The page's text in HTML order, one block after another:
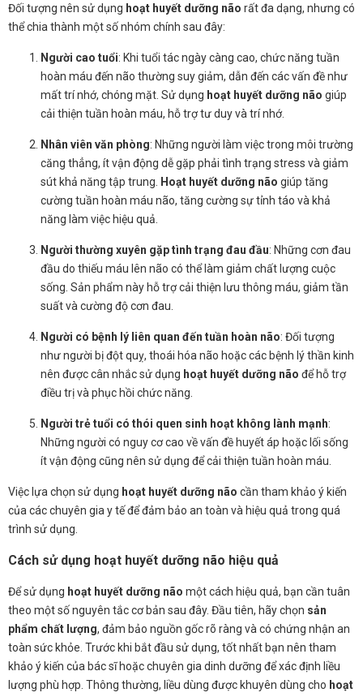
Đối tượng nên sử dụng hoạt huyết dưỡng não rất đa dạng, nhưng có
thể chia thành một số nhóm chính sau đây:
Người cao tuổi: Khi tuổi tác ngày càng cao, chức năng tuần
hoàn máu đến não thường suy giảm, dẫn đến các vấn đề như
mất trí nhớ, chóng mặt. Sử dụng hoạt huyết dưỡng não giúp
cải thiện tuần hoàn máu, hỗ trợ tư duy và trí nhớ.
Nhân viên văn phòng: Những người làm việc trong môi trường
căng thẳng, ít vận động dễ gặp phải tình trạng stress và giảm
sút khả năng tập trung.
Hoạt huyết dưỡng não giúp tăng
cường tuần hoàn máu não, tăng cường sự tỉnh táo và khả
năng làm việc hiệu quả.
Người thường xuyên gặp tình trạng đau đầu: Những cơn đau
đầu do thiếu máu lên não có thể làm giảm chất lượng cuộc
sống. Sản phẩm này hỗ trợ cải thiện lưu thông máu, giảm tần
suất và cường độ cơn đau.
Người có bệnh lý liên quan đến tuần hoàn não: Đối tượng
như người bị đột quỵ, thoái hóa não hoặc các bệnh lý thần kinh
nên được cân nhắc sử dụng hoạt huyết dưỡng não để hỗ trợ
điều trị và phục hồi chức năng.
Người trẻ tuổi có thói quen sinh hoạt không lành mạnh:
Những người có nguy cơ cao về vấn đề huyết áp hoặc lối sống
ít vận động cũng nên sử dụng để cải thiện tuần hoàn máu.
Việc lựa chọn sử dụng hoạt huyết dưỡng não cần tham khảo ý kiến
của các chuyên gia y tế để đảm bảo an toàn và hiệu quả trong quá
trình sử dụng.
Cách sử dụng hoạt huyết dưỡng não hiệu quả
Để sử dụng hoạt huyết dưỡng não một cách hiệu quả, bạn cần tuân
theo một số nguyên tắc cơ bản sau đây. Đầu tiên, hãy chọn sản
phẩm chất lượng, đảm bảo nguồn gốc rõ ràng và có chứng nhận an
toàn sức khỏe. Trước khi bắt đầu sử dụng, tốt nhất bạn nên tham
khảo ý kiến của bác sĩ hoặc chuyên gia dinh dưỡng để xác định liều
lượng phù hợp. Thông thường, liều dùng được khuyên dùng cho hoạt